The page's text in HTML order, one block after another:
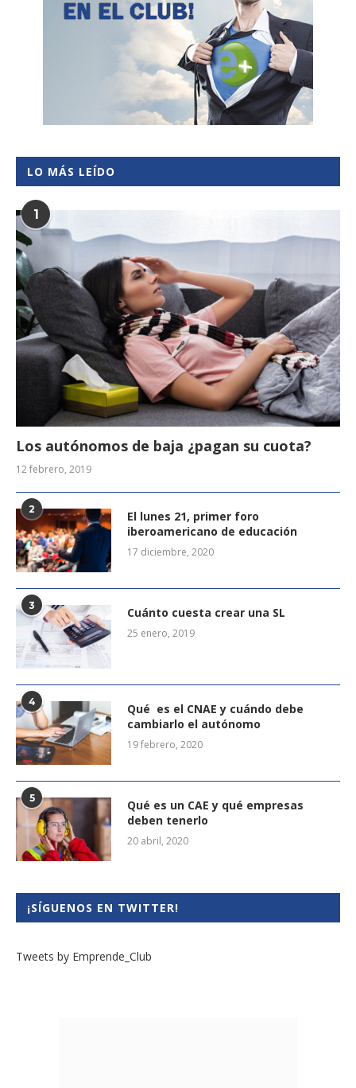
LO MÁS LEÍDO
1
Los autónomos de baja ¿pagan su cuota?
12 febrero, 2019
2
El lunes 21, primer foro
iberoamericano de educación
17 diciembre, 2020
3 Cuánto cuesta crear una SL
25 enero, 2019
4
Qué es el CNAE y cuándo debe
cambiarlo el autónomo
19 febrero, 2020
5
Qué es un CAE y qué empresas
deben tenerlo
20 abril, 2020
¡SÍGUENOS EN TWITTER!
Tweets by Emprende_Club